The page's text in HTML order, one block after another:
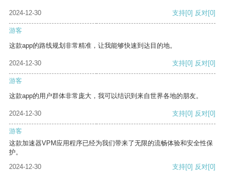
2024-12-30 支持[0] 反对[0]
游客
这款app的路线规划非常精准，让我能够快速到达目的地。
2024-12-30 支持[0] 反对[0]
游客
这款app的用户群体非常庞大，我可以结识到来自世界各地的朋友。
2024-12-30 支持[0] 反对[0]
游客
这款加速器VPM应用程序已经为我们带来了无限的流畅体验和安全性保
护。
2024-12-30
支持[0] 反对[0]